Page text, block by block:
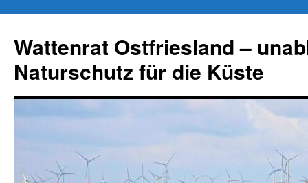
springen
Wattenrat Ostfriesland –
Naturschutz für die Küste